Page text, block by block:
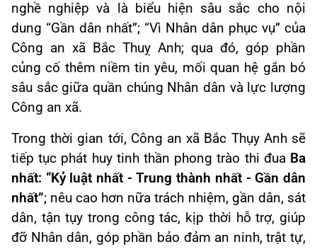
nghề nghiệp và là biểu hiện sâu sắc cho nội
dung “Gần dân nhất”; “Vì Nhân dân phục vụ” của
Công an xã Bắc Thuỵ Anh; qua đó, góp phần
củng cố thêm niềm tin yêu, mối quan hệ gắn bó
sâu sắc giữa quần chúng Nhân dân và lực lượng
Công an xã.
Trong thời gian tới, Công an xã Bắc Thụy Anh sẽ
tiếp tục phát huy tinh thần phong trào thi đua Ba
nhất: “Kỷ luật nhất - Trung thành nhất - Gần dân
nhất”; nêu cao hơn nữa trách nhiệm, gần dân, sát
dân, tận tụy trong công tác, kịp thời hỗ trợ, giúp
đỡ Nhân dân, góp phần bảo đảm an ninh, trật tự,